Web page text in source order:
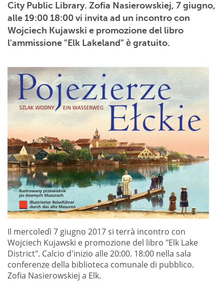
City Public Library. Zofia Nasierowskiej, 7 giugno,
alle 19:00 18:00 vi invita ad un incontro con
Wojciech Kujawski e promozione del libro
l'ammissione "Elk Lakeland" è gratuito.
Il mercoledì 7 giugno 2017 si terrà incontro con
Wojciech Kujawski e promozione del libro "Elk Lake
District". Calcio d'inizio alle 20:00. 18:00 nella sala
conferenze della biblioteca comunale di pubblico.
Zofia Nasierowskiej a Elk.